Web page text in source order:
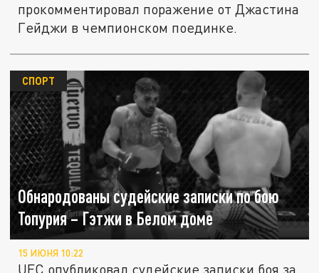
прокомментировал поражение от Джастина
Гейджи в чемпионском поединке.
Обнародованы судейские записки по бою
Топурия – Гэтжи в Белом доме
СПОРТ
15 ИЮНЯ 10:22
UFC опубликовал судейские записки боя за